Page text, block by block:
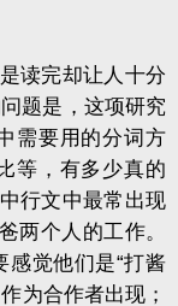
读完却让人十分
题是，这项研究
需要用的分词方
等，有多少真的
行文中最常出现
两个人的工作。
感觉他们是“打酱
为合作者出现；